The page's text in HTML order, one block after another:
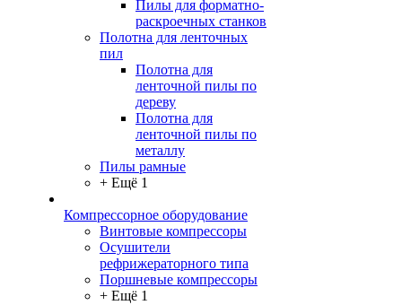
Пилы для форматно-
раскроечных станков
Полотна для ленточных
пил
Полотна для
ленточной пилы по
дереву
Полотна для
ленточной пилы по
металлу
Пилы рамные
+ Ещё 1
Компрессорное оборудование
Винтовые компрессоры
Осушители
рефрижераторного типа
Поршневые компрессоры
+ Ещё 1